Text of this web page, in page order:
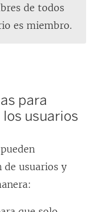
de todos
es miembro.
para
usuarios
de usuarios y